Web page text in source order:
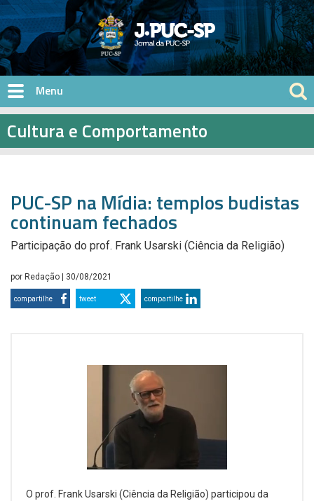
Pular para o conteúdo principal
Cultura e Comportamento
PUC-SP na Mídia: templos budistas
continuam fechados
Participação do prof. Frank Usarski (Ciência da Religião)
por Redação | 30/08/2021
compartilhe tweet compartilhe
O prof. Frank Usarski (Ciência da Religião) participou da